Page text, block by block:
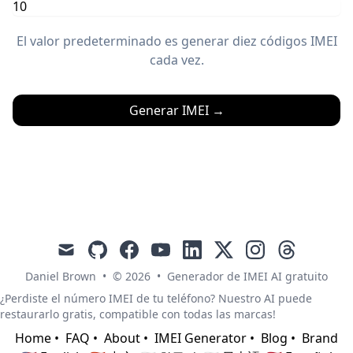
El valor predeterminado es generar diez códigos IMEI
cada vez.
Generar IMEI→
mail githubfacebookyoutubelinkedin
x instagramthreads
Daniel Brown • © 2026 • Generador de IMEI AI gratuito
¿Perdiste el número IMEI de tu teléfono? Nuestro AI puede
restaurarlo gratis, compatible con todas las marcas!
Home • FAQ • About • IMEI Generator • Blog • Brand